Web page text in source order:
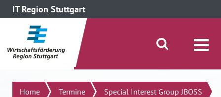
IT Region Stuttgart
direkt zum Inhalt dieser Seite
direkt zum Menü springen
Suche öffnen/schließen
Suchen
Home Termine Special Interest Group JBOSS